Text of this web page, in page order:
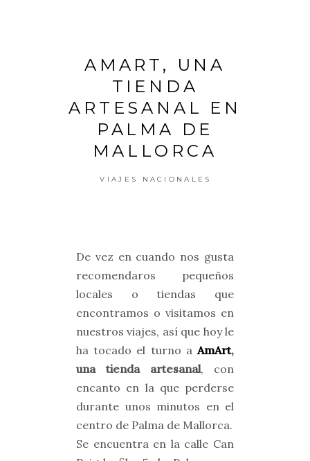
AMART, UNA
TIENDA
ARTESANAL EN
PALMA DE
MALLORCA
VIAJES NACIONALES
De vez en cuando nos gusta
recomendaros pequeños
locales o tiendas que
encontramos o visitamos en
nuestros viajes, así que hoy le
ha tocado el turno a AmArt,
una tienda artesanal, con
encanto en la que perderse
durante unos minutos en el
centro de Palma de Mallorca.
Se encuentra en la calle Can